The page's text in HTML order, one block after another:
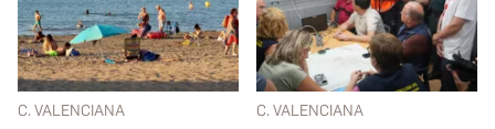
C. VALENCIANA C. VALENCIANA